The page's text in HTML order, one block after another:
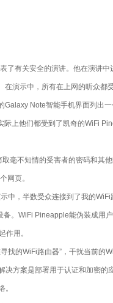
了有关安全的演讲。他在演讲中
演示中，所有在上网的听众都受
Note智能手机界面列出一
上他们都受到了凯奇的WiFi
毫不知情的受害者的密码和其
网页。
中，半数受众连接到了我的WiFi
。WiFi Pineapple能伪装成用户
作用。
的WiFi路由器”，干扰当前的
决方案是部署用于认证和加密的
。